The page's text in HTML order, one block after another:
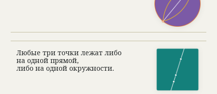
Любые три точки лежат либо
на одной прямой,
либо на одной окруж­но­сти.